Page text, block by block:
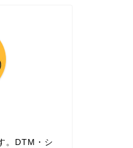
。DTM・シ